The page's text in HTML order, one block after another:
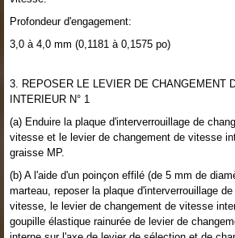
Profondeur d'engagement:
3,0 à 4,0 mm (0,1181 à 0,1575 po)
3. REPOSER LE LEVIER DE CHANGEMENT
INTERIEUR N° 1
(a) Enduire la plaque d'interverrouillage de
vitesse et le levier de changement de vitesse
graisse MP.
(b) A l'aide d'un poinçon effilé (de 5 mm de
marteau, reposer la plaque d'interverrouillage
vitesse, le levier de changement de vitesse
goupille élastique rainurée de levier de